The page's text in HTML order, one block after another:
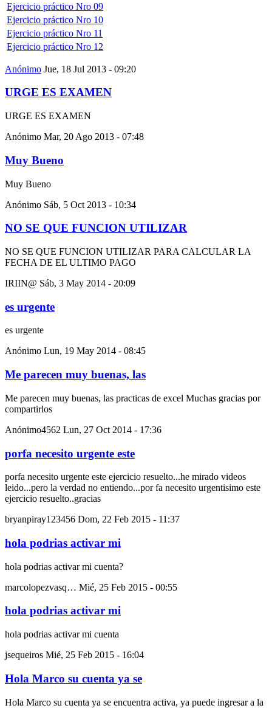
Ejercicio práctico Nro 09
Ejercicio práctico Nro 10
Ejercicio práctico Nro 11
Ejercicio práctico Nro 12
Anónimo Jue, 18 Jul 2013 - 09:20
URGE ES EXAMEN
URGE ES EXAMEN
Anónimo Mar, 20 Ago 2013 - 07:48
Muy Bueno
Muy Bueno
Anónimo Sáb, 5 Oct 2013 - 10:34
NO SE QUE FUNCION UTILIZAR
NO SE QUE FUNCION UTILIZAR PARA CALCULAR LA
FECHA DE EL ULTIMO PAGO
IRIIN@ Sáb, 3 May 2014 - 20:09
es urgente
es urgente
Anónimo Lun, 19 May 2014 - 08:45
Me parecen muy buenas, las
Me parecen muy buenas, las practicas de excel Muchas gracias por
compartirlos
Anónimo4562 Lun, 27 Oct 2014 - 17:36
porfa necesito urgente este
porfa necesito urgente este ejercicio resuelto...he mirado videos
leido...pero la verdad no entiendo...por fa necesito urgentisimo este
ejercicio resuelto..gracias
bryanpiray123456 Dom, 22 Feb 2015 - 11:37
hola podrias activar mi
hola podrias activar mi cuenta?
marcolopezvasq… Mié, 25 Feb 2015 - 00:55
hola podrias activar mi
hola podrias activar mi cuenta
jsequeiros Mié, 25 Feb 2015 - 16:04
Hola Marco su cuenta ya se
Hola Marco su cuenta ya se encuentra activa, ya puede ingresar a la